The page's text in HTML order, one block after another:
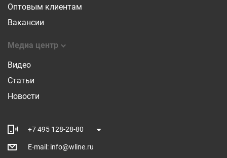
Оптовым клиентам
Вакансии
Медиа центр
Видео
Статьи
Новости
+7 495 128-28-80
E-mail: info@wline.ru